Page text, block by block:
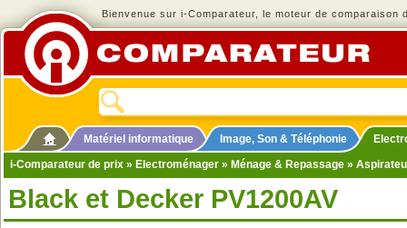
Bienvenue sur i-Comparateur, le moteur de comparaison
Matériel informatique Image, Son & Téléphonie
i-Comparateur de prix » Electroménager » Ménage & Repassage »
Black et Decker PV1200AV